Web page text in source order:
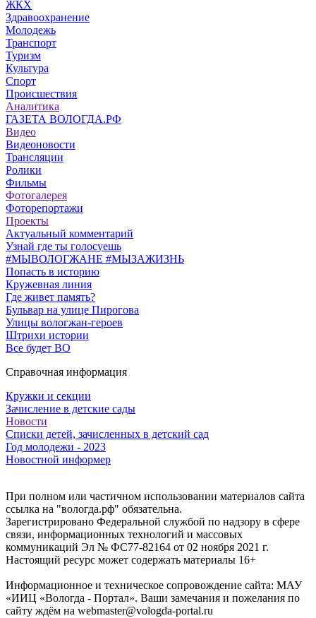
ЖКХ
Здравоохранение
Молодежь
Транспорт
Туризм
Культура
Спорт
Происшествия
Аналитика
ГАЗЕТА ВОЛОГДА.РФ
Видео
Видеоновости
Трансляции
Ролики
Фильмы
Фотогалерея
Фоторепортажи
Проекты
Актуальный комментарий
Узнай где ты голосуешь
#МЫВОЛОГЖАНЕ #МЫЗАЖИЗНЬ
Попасть в историю
Кружевная линия
Где живет память?
Бульвар на улице Пирогова
Улицы вологжан-героев
Штрихи истории
Все будет ВО
Справочная информация
Кружки и секции
Зачисление в детские сады
Новости
Списки детей, зачисленных в детский сад
Год молодежи - 2023
Новостной информер
При полном или частичном использовании материалов сайта
ссылка на "вологда.рф" обязательна.
Зарегистрировано Федеральной службой по надзору в сфере
связи, информационных технологий и массовых
коммуникаций Эл № ФС77-82164 от 02 ноября 2021 г.
Настоящий ресурс может содержать материалы 16+
Информационное и техническое сопровождение сайта: МАУ
«ИИЦ «Вологда - Портал». Ваши замечания и пожелания по
сайту ждём на webmaster@vologda-portal.ru